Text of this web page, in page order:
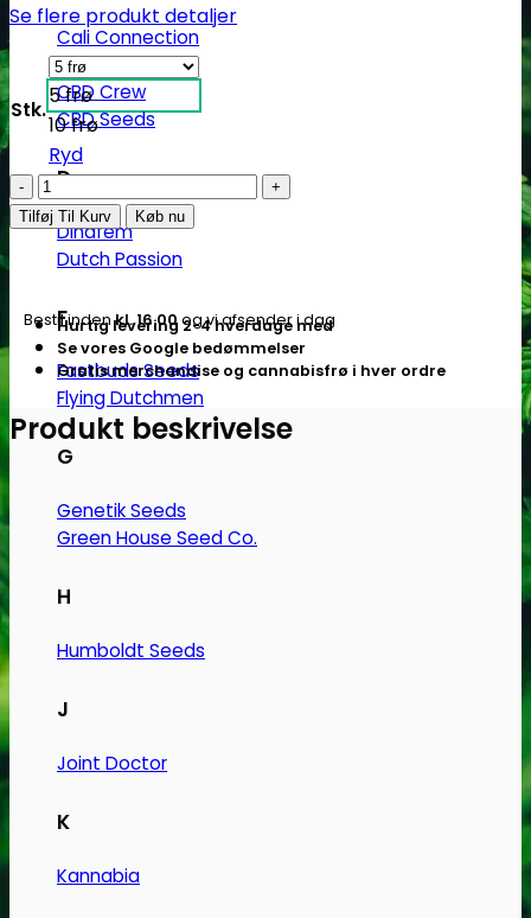
Cali Connection
CBD Botanics
CBD Crew
CBD Seeds
D
Dinafem
Dutch Passion
F
Fastbuds Seeds
Flying Dutchmen
G
Genetik Seeds
Green House Seed Co.
H
Humboldt Seeds
J
Joint Doctor
K
Kannabia
Se flere produkt detaljer
Stk.
5 frø
10 frø
Ryd
Red
Diesel
Fem.
cannabis
-
Barneys
farm
antal
Tilføj Til Kurv Køb nu
Bestil indenkl. 16.00og vi afsender i dag
Hurtig levering 2-4 hverdage med
Se vores Google bedømmelser
Gratis merchandise og cannabisfrø i hver ordre
Produkt beskrivelse